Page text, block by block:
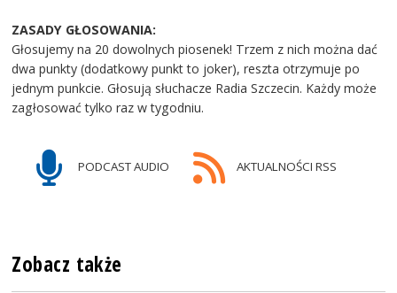
ZASADY GŁOSOWANIA:
Głosujemy na 20 dowolnych piosenek! Trzem z nich można dać
dwa punkty (dodatkowy punkt to joker), reszta otrzymuje po
jednym punkcie. Głosują słuchacze Radia Szczecin. Każdy może
zagłosować tylko raz w tygodniu.
PODCAST AUDIO AKTUALNOŚCI RSS
Zobacz także